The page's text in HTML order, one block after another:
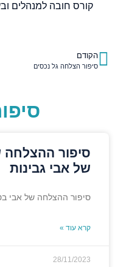
קורס חובה למנהלים
הקודם
סיפור הצלחה גל נכסים
סיפור
של אבי גבינות
סיפור ההצלחה של אבי
קרא עוד »
28/11/2023